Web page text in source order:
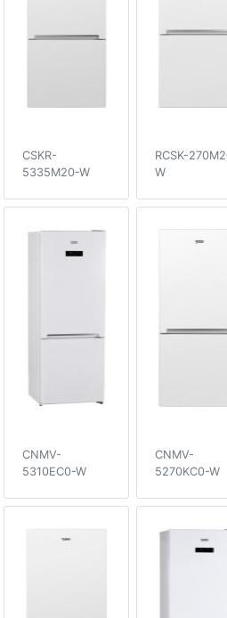
CSKR-
5335M20-W
RCSK-
W
CNMV-
5310EC0-W
CNMV-
5270KC0-W